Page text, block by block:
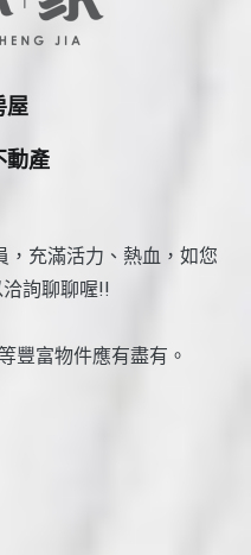
屋
動產
，充滿活力、熱血，如您
詢聊聊喔!!
豐富物件應有盡有。